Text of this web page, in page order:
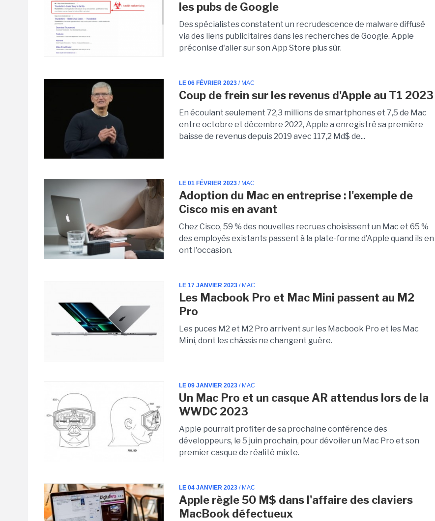
les pubs de Google
Des spécialistes constatent un recrudescence de malware diffusé
via des liens publicitaires dans les recherches de Google. Apple
préconise d'aller sur son App Store plus sûr.
LE 06 FÉVRIER 2023 / MAC
Coup de frein sur les revenus d'Apple au T1 2023
En écoulant seulement 72,3 millions de smartphones et 7,5 de Mac
entre octobre et décembre 2022, Apple a enregistré sa première
baisse de revenus depuis 2019 avec 117,2 Md$ de...
LE 01 FÉVRIER 2023 / MAC
Adoption du Mac en entreprise : l'exemple de
Cisco mis en avant
Chez Cisco, 59 % des nouvelles recrues choisissent un Mac et 65 %
des employés existants passent à la plate-forme d'Apple quand ils en
ont l'occasion.
LE 17 JANVIER 2023 / MAC
Les Macbook Pro et Mac Mini passent au M2
Pro
Les puces M2 et M2 Pro arrivent sur les Macbook Pro et les Mac
Mini, dont les châssis ne changent guère.
LE 09 JANVIER 2023 / MAC
Un Mac Pro et un casque AR attendus lors de la
WWDC 2023
Apple pourrait profiter de sa prochaine conférence des
développeurs, le 5 juin prochain, pour dévoiler un Mac Pro et son
premier casque de réalité mixte.
LE 04 JANVIER 2023 / MAC
Apple règle 50 M$ dans l'affaire des claviers
MacBook défectueux